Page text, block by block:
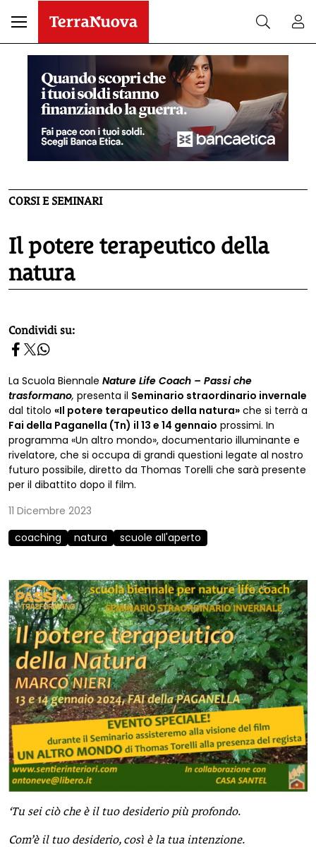
CORSI E SEMINARI
Il potere terapeutico della
natura
homepage h2
Condividi su:
La Scuola Biennale Nature Life Coach – Passi che
trasformano, presenta il Seminario straordinario invernale
dal titolo «Il potere terapeutico della natura» che si terrà a
Fai della Paganella (Tn) il 13 e 14 gennaio prossimi. In
programma «Un altro mondo», documentario illuminante e
rivelatore, che si occupa di grandi questioni legate al nostro
futuro possibile, diretto da Thomas Torelli che sarà presente
per il dibattito dopo il film.
11 Dicembre 2023
coaching
natura scuole all'aperto
‘Tu sei ciò che è il tuo desiderio più profondo.
Com’è il tuo desiderio, così è la tua intenzione.